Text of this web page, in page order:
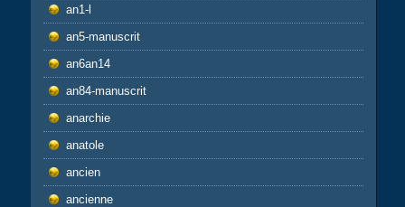
an1-l
an5-manuscrit
an6an14
an84-manuscrit
anarchie
anatole
ancien
ancienne